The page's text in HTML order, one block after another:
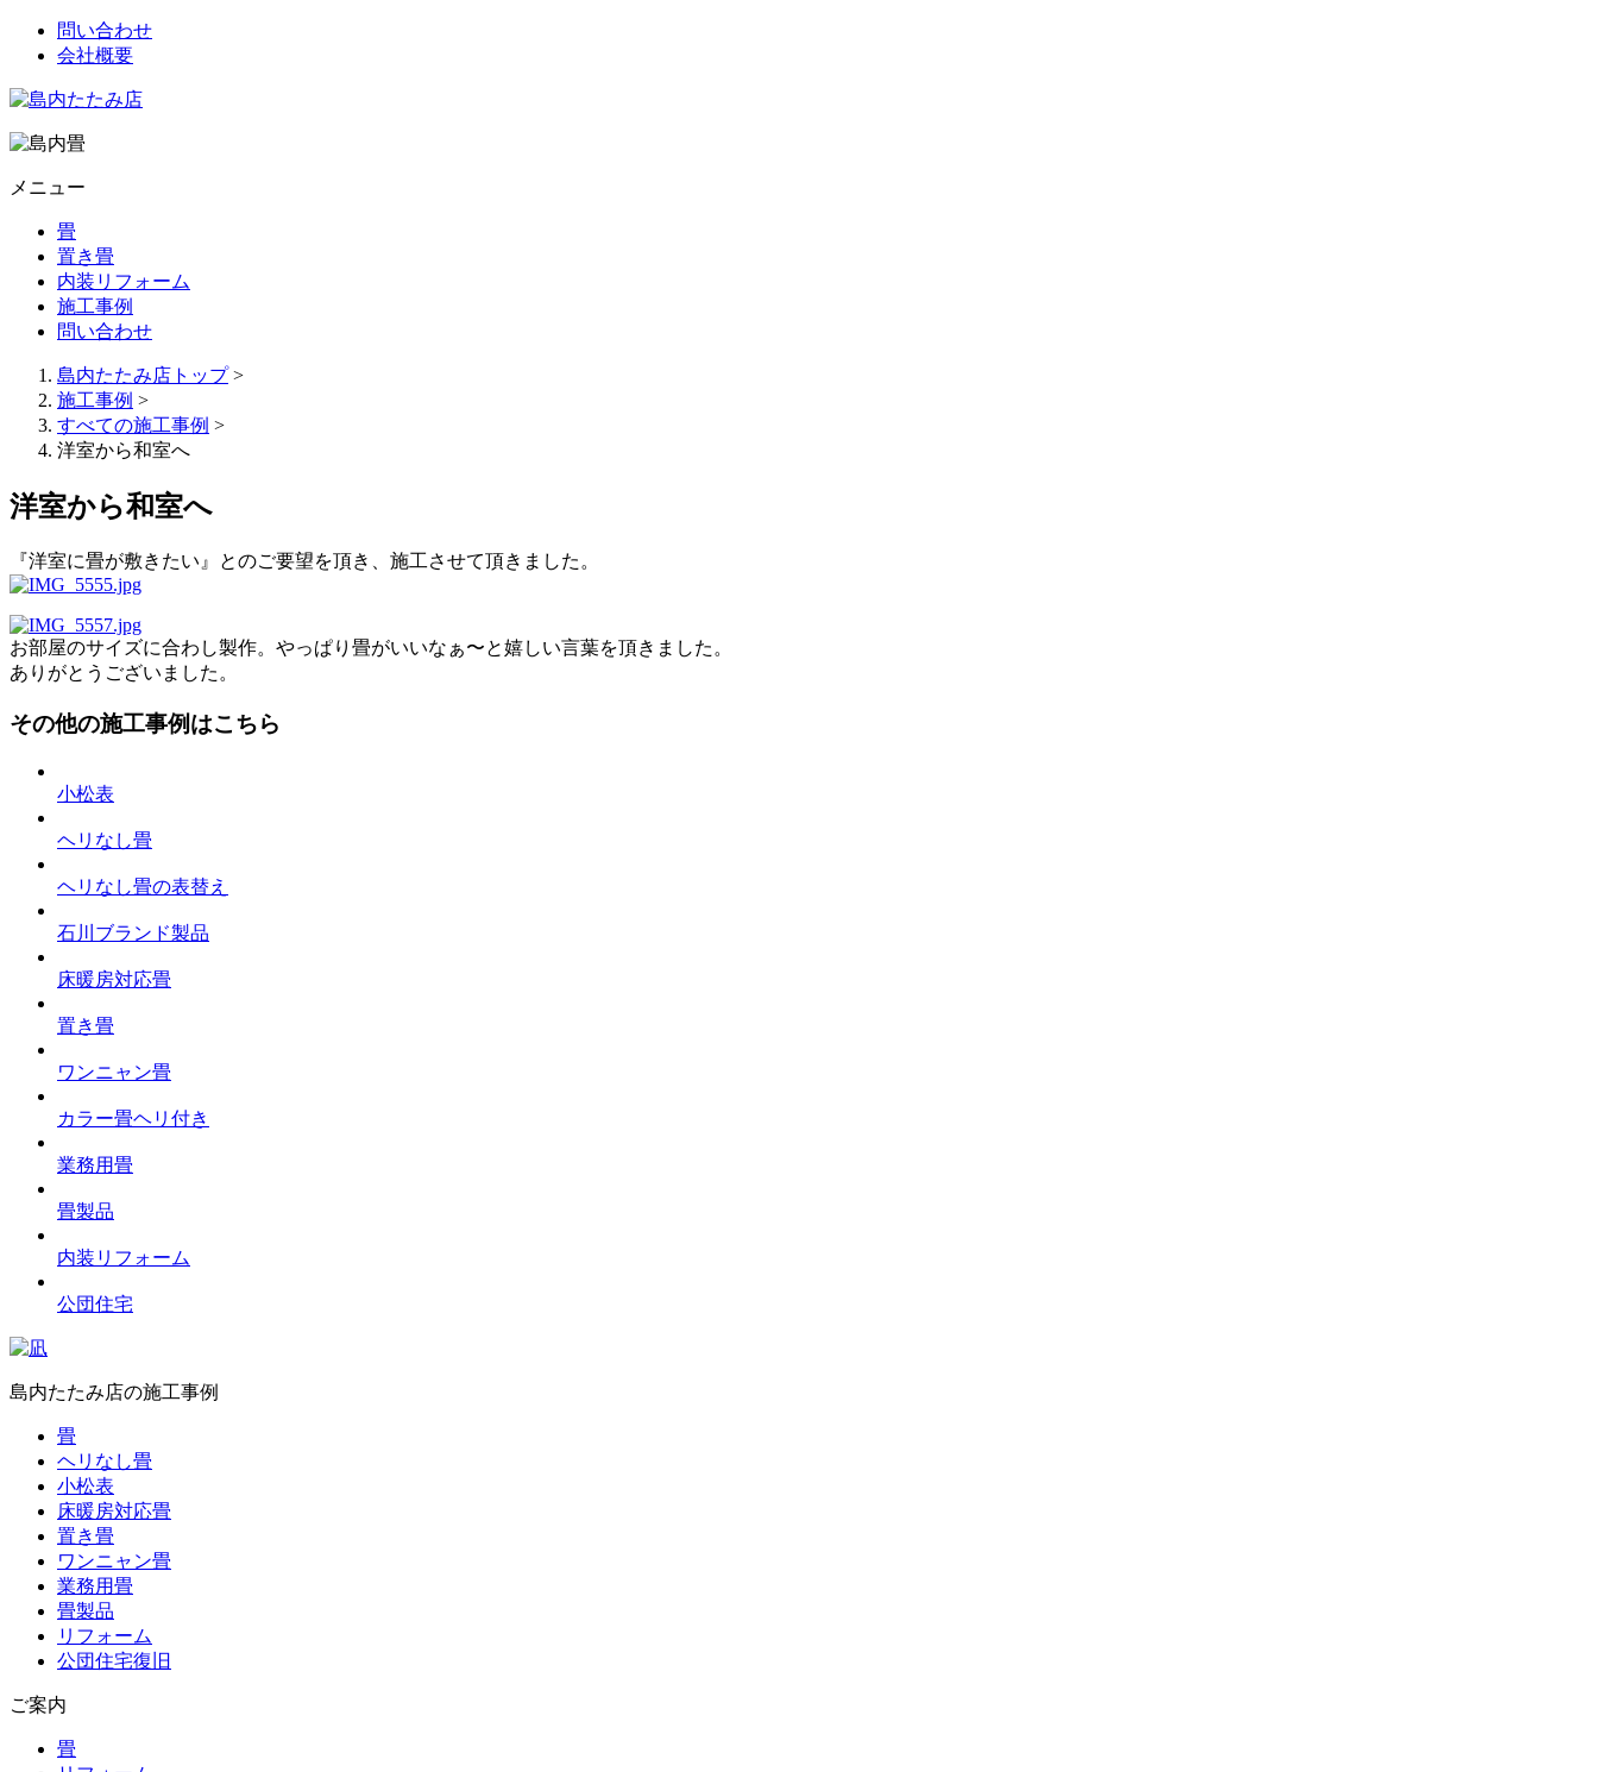
問い合わせ
会社概要
メニュー
畳
置き畳
内装リフォーム
施工事例
問い合わせ
島内たたみ店トップ>
施工事例 >
すべての施工事例 >
洋室から和室へ
洋室から和室へ
『洋室に畳が敷きたい』とのご要望を頂き、施工させて頂きました。
お部屋のサイズに合わし製作。やっぱり畳がいいなぁ〜と嬉しい言葉を頂きました。
ありがとうございました。
その他の施工事例はこちら
小松表
ヘリなし畳
ヘリなし畳の表替え
石川ブランド製品
床暖房対応畳
置き畳
ワンニャン畳
カラー畳ヘリ付き
業務用畳
畳製品
内装リフォーム
公団住宅
島内たたみ店の施工事例
畳
ヘリなし畳
小松表
床暖房対応畳
置き畳
ワンニャン畳
業務用畳
畳製品
リフォーム
公団住宅復旧
ご案内
畳